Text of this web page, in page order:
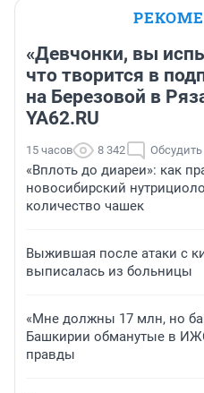
«Девчонки, вы
что творится в
на Березовой в
YA62.RU
15 часов 8 342 Обсудить
«Вплоть до диареи»: как
новосибирский
количество чашек
Выжившая после атаки с
выписалась из больницы
«Мне должны 17 млн, но
Башкирии обманутые в
правды